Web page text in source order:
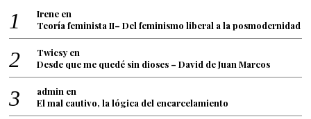
Irene en
Teoría feminista II– Del feminismo liberal a la posmodernidad
Twicsy en
Desde que me quedé sin dioses – David de Juan Marcos
admin en
El mal cautivo, la lógica del encarcelamiento